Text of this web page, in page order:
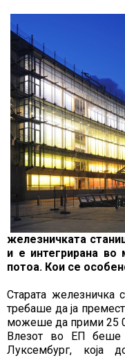
железничката
и е интегрирана во
потоа. Кои се
Старата железничка
требаше да ја
можеше да прими 25
Влезот во ЕП беше
Луксембург, која